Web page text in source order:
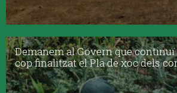
Demanem al Govern que
cop finalitzat el Pla de xoc dels